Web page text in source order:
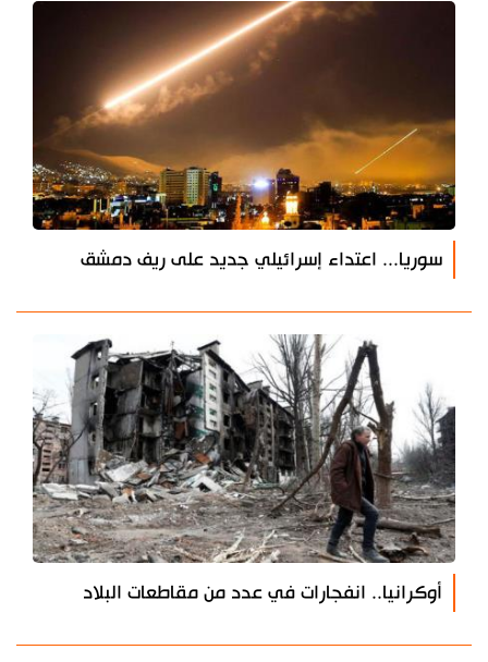
سوريا... اعتداء إسرائيلي جديد على ريف دمشق
أوكرانيا.. انفجارات في عدد من مقاطعات البلاد